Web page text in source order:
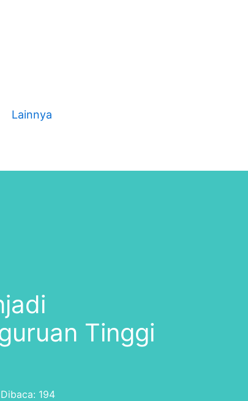
Lainnya
Tinggi
Dibaca: 194